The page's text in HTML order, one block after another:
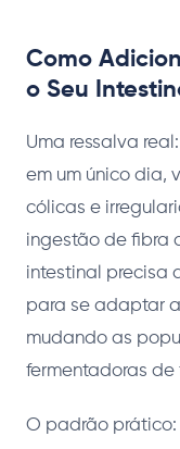
Como
o Seu
Uma ressalva
em um único dia,
cólicas e
ingestão de fibra
intestinal precisa
para se adaptar
mudando as
fermentadoras de
O padrão